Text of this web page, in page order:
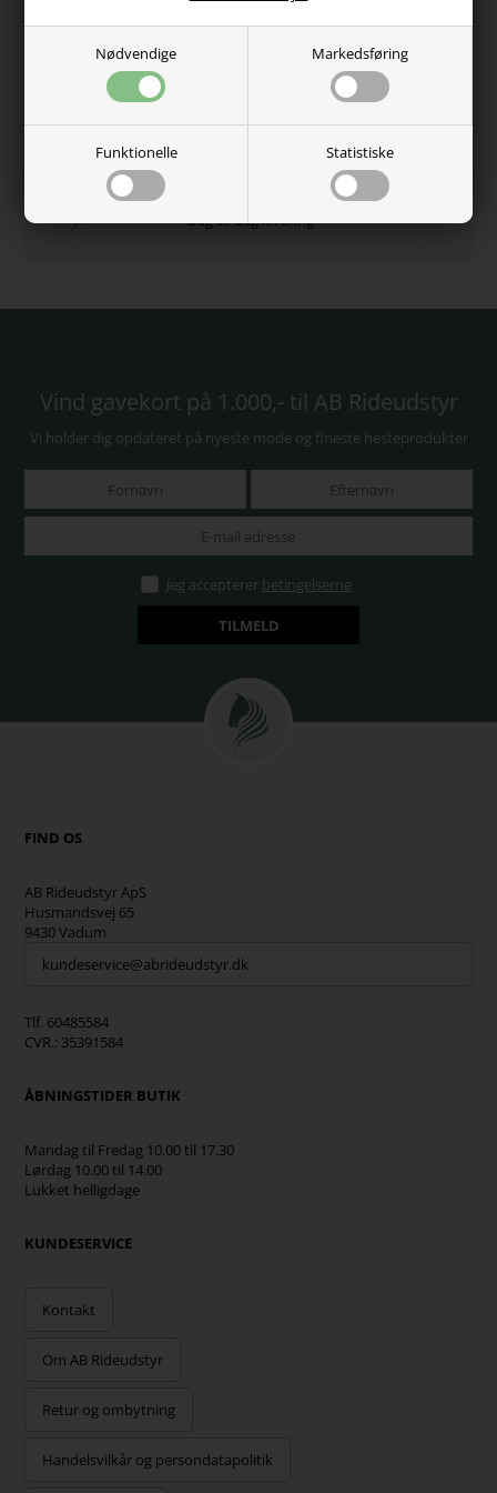
Nødvendige Markedsføring
Funktionelle Statistiske
Kundernes anderkendelse
Kundeservice - 60485584
Dag-til-dag levering
Vind gavekort på 1.000,- til AB Rideudstyr
Vi holder dig opdateret på nyeste mode og fineste hesteprodukter
Jeg accepterer betingelserne
FIND OS
AB Rideudstyr ApS
Husmandsvej 65
9430 Vadum
kundeservice@abrideudstyr.dk
Tlf. 60485584
CVR.: 35391584
ÅBNINGSTIDER BUTIK
Mandag til Fredag 10.00 til 17.30
Lørdag 10.00 til 14.00
Lukket helligdage
KUNDESERVICE
Kontakt
Om AB Rideudstyr
Retur og ombytning
Handelsvilkår og persondatapolitik